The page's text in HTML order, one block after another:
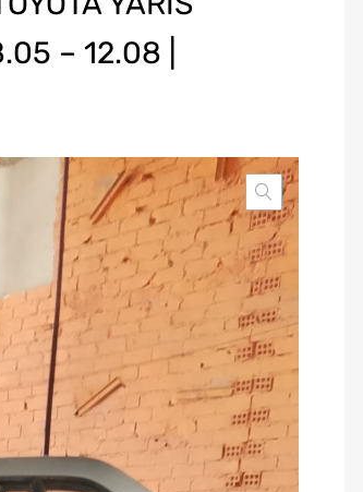
– 12.08 |